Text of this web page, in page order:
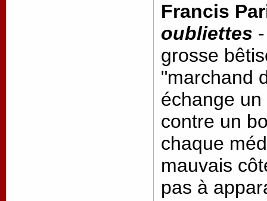
Francis
oubliettes
grosse
"marchand
échange
contre un
chaque
mauvais
pas à